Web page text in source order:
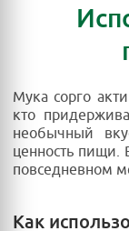
Мука сорго
кто
необычный
ценность пищи.
повседневном
Как